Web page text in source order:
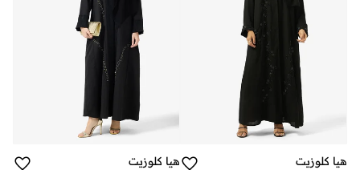
هيا كلوزيت
هيا كلوزيت